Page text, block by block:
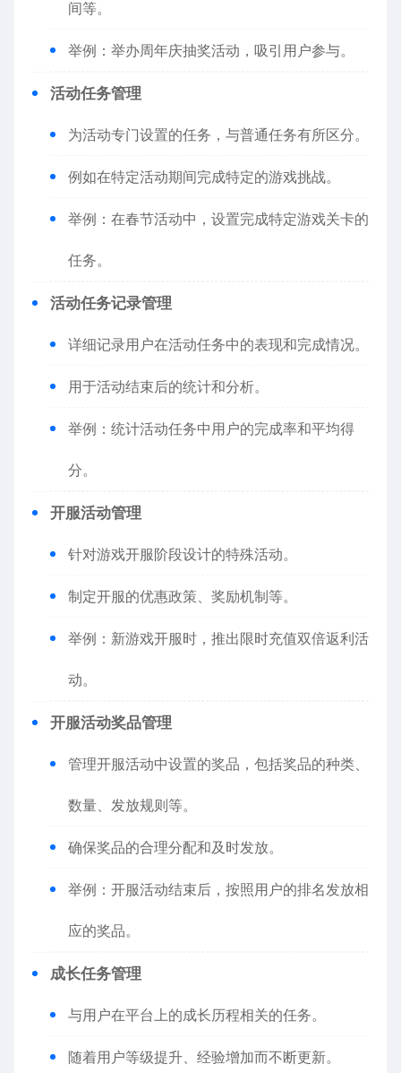
间等。
举例：举办周年庆抽奖活动，吸引用户参与。
活动任务管理
为活动专门设置的任务，与普通任务有所区分。
例如在特定活动期间完成特定的游戏挑战。
举例：在春节活动中，设置完成特定游戏关卡的
任务。
活动任务记录管理
详细记录用户在活动任务中的表现和完成情况。
用于活动结束后的统计和分析。
举例：统计活动任务中用户的完成率和平均得
分。
开服活动管理
针对游戏开服阶段设计的特殊活动。
制定开服的优惠政策、奖励机制等。
举例：新游戏开服时，推出限时充值双倍返利活
动。
开服活动奖品管理
管理开服活动中设置的奖品，包括奖品的种类、
数量、发放规则等。
确保奖品的合理分配和及时发放。
举例：开服活动结束后，按照用户的排名发放相
应的奖品。
成长任务管理
与用户在平台上的成长历程相关的任务。
随着用户等级提升、经验增加而不断更新。